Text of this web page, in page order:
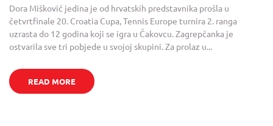
Dora Mišković jedina je od hrvatskih predstavnika prošla u
četvrtfinale 20. Croatia Cupa, Tennis Europe turnira 2. ranga
uzrasta do 12 godina koji se igra u Čakovcu. Zagrepčanka je
ostvarila sve tri pobjede u svojoj skupini. Za prolaz u...
READ MORE